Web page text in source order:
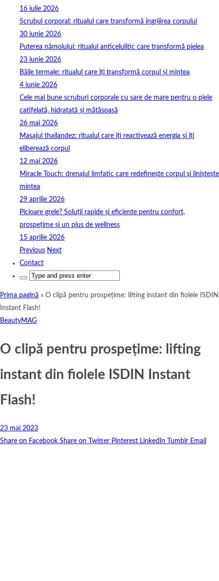
16 iulie 2026
Scrubul corporal: ritualul care transformă îngrijirea corpului
30 iunie 2026
Puterea nămolului: ritualul anticelulitic care transformă pielea
23 iunie 2026
Băile termale: ritualul care îți transformă corpul și mintea
4 iunie 2026
Cele mai bune scruburi corporale cu sare de mare pentru o piele
catifelată, hidratată și mătăsoasă
26 mai 2026
Masajul thailandez: ritualul care îți reactivează energia și îți
eliberează corpul
12 mai 2026
Miracle Touch: drenajul limfatic care redefinește corpul și liniștește
mintea
29 aprilie 2026
Picioare grele? Soluții rapide și eficiente pentru confort,
prospețime și un plus de wellness
15 aprilie 2026
Previous Next
Contact
Search
Prima pagină » O clipă pentru prospețime: lifting instant din fiolele ISDIN
Instant Flash!
BeautyMAG
O clipă pentru prospețime: lifting
instant din fiolele ISDIN Instant
Flash!
23 mai 2023
Share on Facebook Share on Twitter Pinterest LinkedIn Tumblr Email